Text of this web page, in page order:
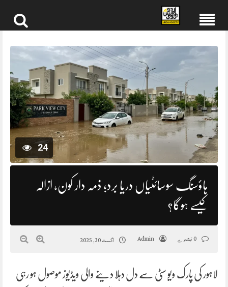
content
24
ہاؤسنگ سوسائٹیاں دریا برد؛ ذمہ دار کون، ازالہ
کیسے ہوگا؟
Admin اگست 30, 2025
لاہور کی پارک ویو سٹی سے دل دہلا دینے والی ویڈیوز موصول ہو رہی